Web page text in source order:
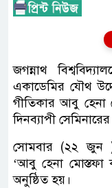
জগন্নাথ
একাডেমির যৌথ
গীতিকার আবু হেনা
দিনব্যাপী
সোমবার (২২ জুন )
‘আবু হেনা মোস্তফা
অনুষ্ঠিত হয়।